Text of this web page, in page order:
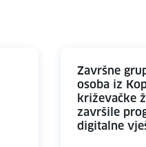
Završne
osoba iz
križevačke
završile
digitalne